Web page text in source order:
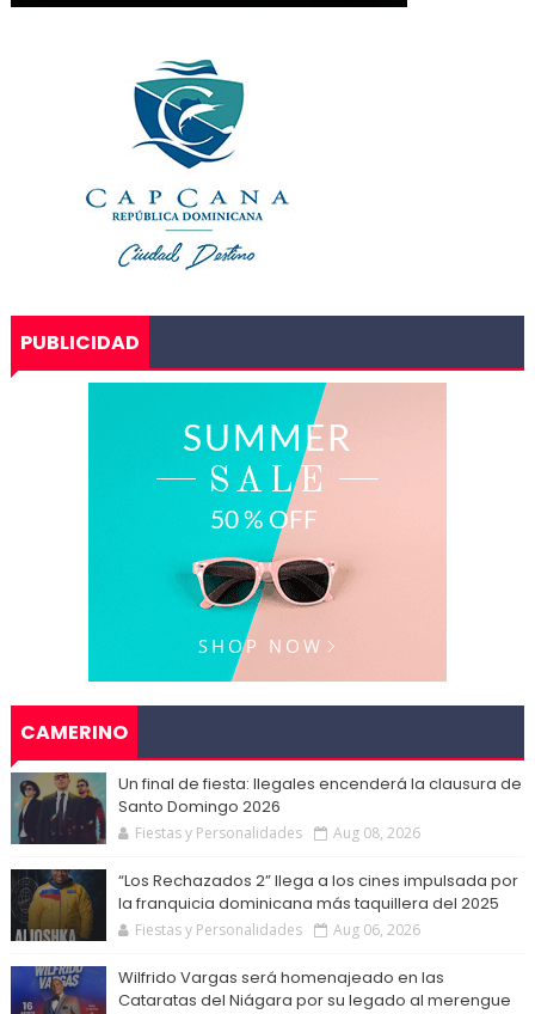
PUBLICIDAD
CAMERINO
Un final de fiesta: Ilegales encenderá la clausura de
Santo Domingo 2026
Fiestas y Personalidades Aug 08, 2026
“Los Rechazados 2” llega a los cines impulsada por
la franquicia dominicana más taquillera del 2025
Fiestas y Personalidades Aug 06, 2026
Wilfrido Vargas será homenajeado en las
Cataratas del Niágara por su legado al merengue